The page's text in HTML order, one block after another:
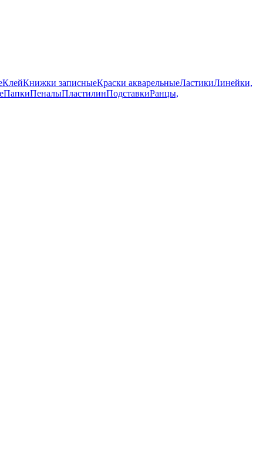
КлейКнижки записныеКраски акварельныеЛастикиЛинейки,
ПапкиПеналыПластилинПодставкиРанцы,